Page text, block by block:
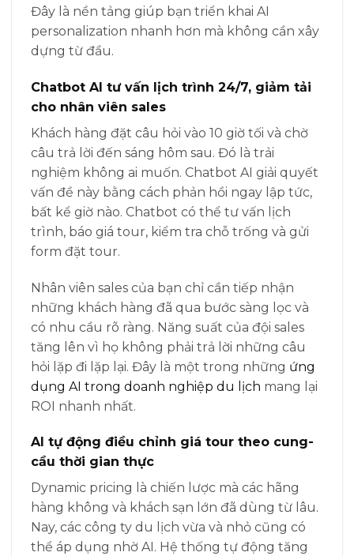
Đây là nền tảng giúp bạn triển khai AI
personalization nhanh hơn mà không cần xây
dựng từ đầu.
Chatbot AI tư vấn lịch trình 24/7, giảm tải
cho nhân viên sales
Khách hàng đặt câu hỏi vào 10 giờ tối và chờ
câu trả lời đến sáng hôm sau. Đó là trải
nghiệm không ai muốn. Chatbot AI giải quyết
vấn đề này bằng cách phản hồi ngay lập tức,
bất kể giờ nào. Chatbot có thể tư vấn lịch
trình, báo giá tour, kiểm tra chỗ trống và gửi
form đặt tour.
Nhân viên sales của bạn chỉ cần tiếp nhận
những khách hàng đã qua bước sàng lọc và
có nhu cầu rõ ràng. Năng suất của đội sales
tăng lên vì họ không phải trả lời những câu
hỏi lặp đi lặp lại. Đây là một trong những ứng
dụng AI trong doanh nghiệp du lịch mang lại
ROI nhanh nhất.
AI tự động điều chỉnh giá tour theo cung-
cầu thời gian thực
Dynamic pricing là chiến lược mà các hãng
hàng không và khách sạn lớn đã dùng từ lâu.
Nay, các công ty du lịch vừa và nhỏ cũng có
thể áp dụng nhờ AI. Hệ thống tự động tăng